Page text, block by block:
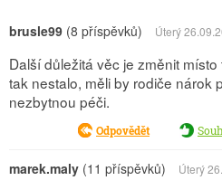
brusle99 (8 příspěvků) Úterý
Další důležitá věc je změnit
tak nestalo, měli by rodiče nárok
nezbytnou péči.
Odpovědět
marek.maly (11 příspěvků) Úterý